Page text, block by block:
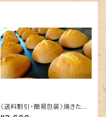
〈送料割引・簡易包装〉焼きたて
工場直送便！甘食ぱんバラエティ